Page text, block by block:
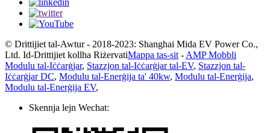
© Drittijiet tal-Awtur - 2018-2023: Shanghai Mida EV Power Co.,
Ltd. Id-Drittijiet kollha RiżervatiMappa tas-sit - AMP Mobbli
Modulu tal-Iċċarġjar, Stazzjon tal-Iċċarġjar tal-EV, Stazzjon tal-
Iċċarġjar DC, Modulu tal-Enerġija ta' 40kw, Modulu tal-Enerġija,
Modulu tal-Enerġija EV,
Skennja lejn Wechat: